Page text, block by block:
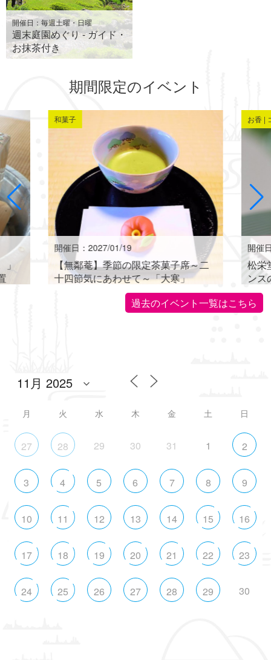
開催日：毎週土曜・日曜
週末庭園めぐり - ガイド・
お抹茶付き
期間限定のイベント
和菓子
開催日：2027/01/19
【無鄰菴】季節の限定茶菓子席～二
十四節気にあわせて～「大寒」
お香 |
開催
松栄
ンス
世界
過去のイベント一覧はこちら
月 火 水 木 金 土 日
27 28 29 30 31 1 2
3 4 5 6 7 8 9
10 11 12 13 14 15 16
17 18 19 20 21 22 23
24 25 26 27 28 29 30